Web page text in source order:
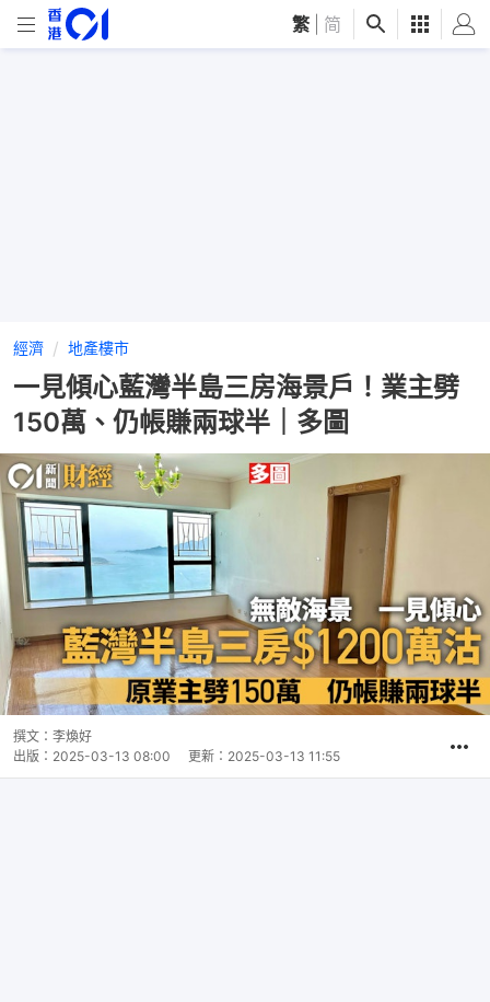
繁 简
經濟 地產樓市
一見傾心藍灣半島三房海景戶！業主劈
150萬、仍帳賺兩球半｜多圖
撰文： 李煥好
出版： 2025-03-13 08:00 更新： 2025-03-13 11:55